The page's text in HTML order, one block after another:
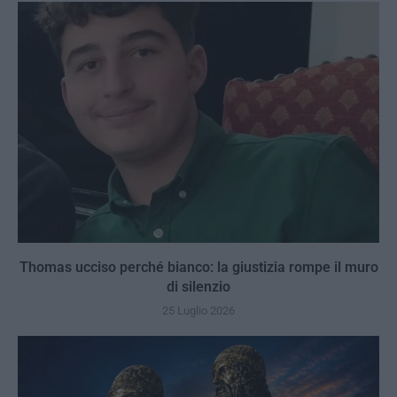
Thomas ucciso perché bianco: la giustizia rompe il muro
di silenzio
25 Luglio 2026